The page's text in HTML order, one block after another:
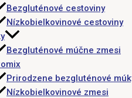
Bezgluténové cestoviny
Nízkobielkovinové cestoviny
Bezgluténové múčne zmesi
Prirodzene bezgluténové
Nízkobielkovinové zmesi